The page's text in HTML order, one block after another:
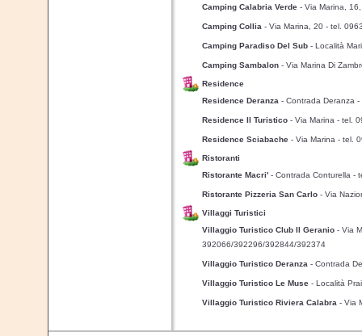
Camping Calabria Verde - Via Marina,
Camping Collia - Via Marina, 20 - tel.
Camping Paradiso Del Sub - Località
Camping Sambalon - Via Marina Di
Residence
Residence Deranza - Contrada Deranza -
Residence Il Turistico - Via Marina - tel.
Residence Sciabache - Via Marina - tel.
Ristoranti
Ristorante Macri' - Contrada Conturella -
Ristorante Pizzeria San Carlo - Via
Villaggi Turistici
Villaggio Turistico Club Il Geranio - Via
392066/392296/392844/392374
Villaggio Turistico Deranza - Contrada
Villaggio Turistico Le Muse - Località
Villaggio Turistico Riviera Calabra - Via